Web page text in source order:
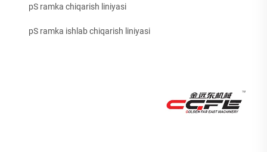
pS ramka chiqarish liniyasi
pS ramka ishlab chiqarish liniyasi